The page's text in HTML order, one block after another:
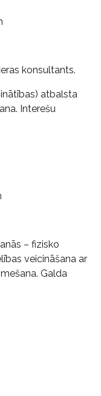
konsultants.
atbalsta
Interešu
– fizisko
veicināšana ar
Galda